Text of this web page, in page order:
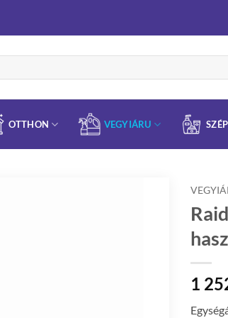
OTTHON VEGYIÁRU
1